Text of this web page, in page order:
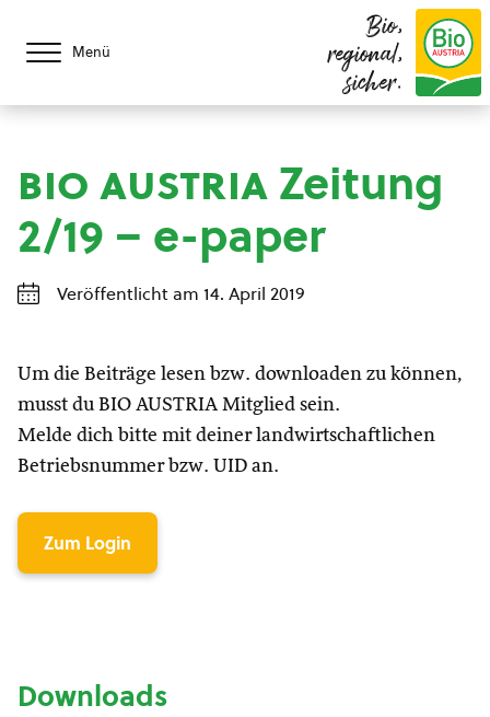
Menü
Bio,
regional,
sicher.
bio austriaZeitung
2/19 – e-paper
Veröffentlicht am 14. April 2019
Um die Beiträge lesen bzw. downloaden zu können,
musst du BIO AUSTRIA Mitglied sein.
Melde dich bitte mit deiner landwirtschaftlichen
Betriebsnummer bzw. UID an.
Zum Login
Downloads